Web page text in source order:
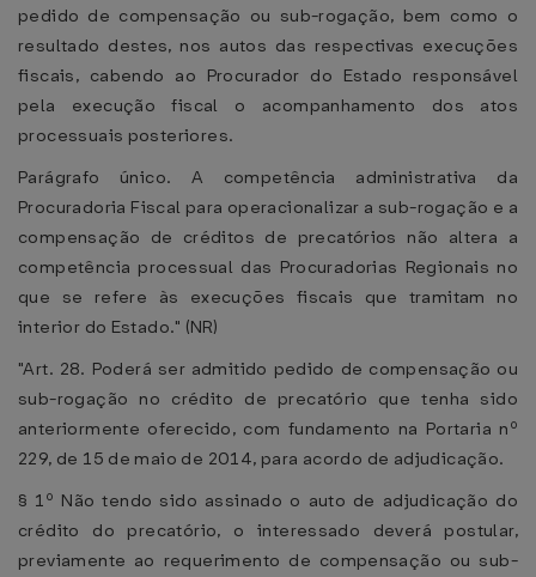
pedido de compensação ou sub-rogação, bem como o
resultado destes, nos autos das respectivas execuções
fiscais, cabendo ao Procurador do Estado responsável
pela execução fiscal o acompanhamento dos atos
processuais posteriores.
Parágrafo único. A competência administrativa da
Procuradoria Fiscal para operacionalizar a sub-rogação e a
compensação de créditos de precatórios não altera a
competência processual das Procuradorias Regionais no
que se refere às execuções fiscais que tramitam no
interior do Estado." (NR)
"Art. 28. Poderá ser admitido pedido de compensação ou
sub-rogação no crédito de precatório que tenha sido
anteriormente oferecido, com fundamento na Portaria nº
229, de 15 de maio de 2014, para acordo de adjudicação.
§ 1º Não tendo sido assinado o auto de adjudicação do
crédito do precatório, o interessado deverá postular,
previamente ao requerimento de compensação ou sub-